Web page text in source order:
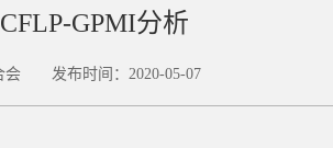
GPMI分析
会 发布时间：2020-05-07